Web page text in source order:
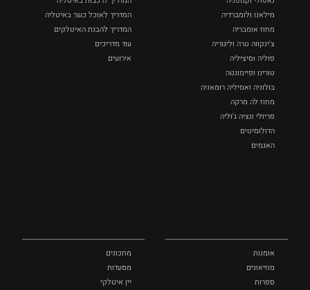
מילאנו ולומברדיה
מחוז אומבריה
צ'ינקווה טרה וליגוריה
פוליה וסיציליה ‏
טורינו ופיימונטה
בולוניה ואמיליה רומאניה
מחוז לה מרקה
פריולי ונציה ג'וליה
הדולומיטים
האגמים
המדריך לאוכל כשר באיטליה
המדריך להבנת האיטלקים
עוד מדריכים
אירועים
אומנות
מוזיאונים
ספרות
מתכונים
מסעדות
יין איטלקי